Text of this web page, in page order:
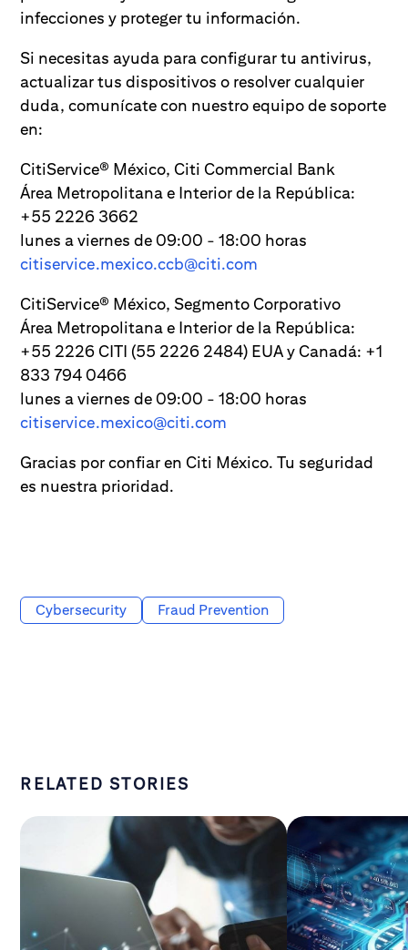
infecciones y proteger tu información.
Si necesitas ayuda para configurar tu antivirus,
actualizar tus dispositivos o resolver cualquier
duda, comunícate con nuestro equipo de soporte
en:
CitiService® México, Citi Commercial Bank
Área Metropolitana e Interior de la República:
+55 2226 3662
lunes a viernes de 09:00 - 18:00 horas
citiservice.mexico.ccb@citi.com
CitiService® México, Segmento Corporativo
Área Metropolitana e Interior de la República:
+55 2226 CITI (55 2226 2484) EUA y Canadá: +1
833 794 0466
lunes a viernes de 09:00 - 18:00 horas
citiservice.mexico@citi.com
Gracias por confiar en Citi México. Tu seguridad
es nuestra prioridad.
Cybersecurity Fraud Prevention
RELATED STORIES